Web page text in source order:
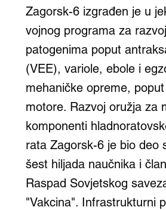
Zagorsk-6 izgrađen je u
vojnog programa za
patogenima poput
(VEE), variole, ebole i
mehaničke opreme,
motore. Razvoj oružja za
komponenti
rata Zagorsk-6 je bio deo
šest hiljada naučnika i
Raspad Sovjetskog
"Vakcina". Infrastrukturni